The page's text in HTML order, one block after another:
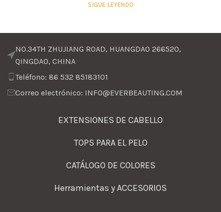
SIGUE LEYENDO
NO.34TH ZHUJIANG ROAD, HUANGDAO 266520,
QINGDAO, CHINA
Teléfono: 86 532 85183101
Correo electrónico: INFO@EVERBEAUTING.COM
EXTENSIONES DE CABELLO
TOPS PARA EL PELO
CATÁLOGO DE COLORES
Herramientas y ACCESORIOS